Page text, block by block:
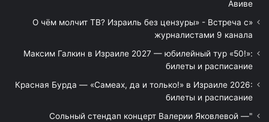
Авиве
«О чём молчит ТВ? Израиль без цензуры» - Встреча с
журналистами 9 канала
Максим Галкин в Израиле 2027 — юбилейный тур «50!»:
билеты и расписание
Красная Бурда — «Самеах, да и только!» в Израиле 2026:
билеты и расписание
"Сольный стендап концерт Валерии Яковлевой —